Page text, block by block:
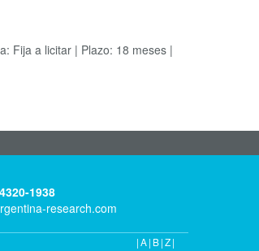
Fija a licitar | Plazo: 18 meses |
1938
research.com
|A|B|Z|